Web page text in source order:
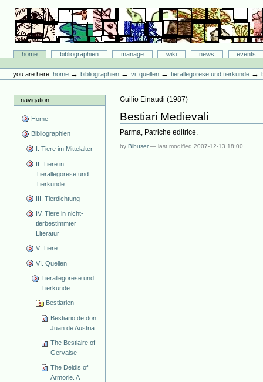
content.
navigation
Bibliographie-Portal
Sectionshome bibliographien manage wiki news
events
tools
you are here: home →bibliographien →vi. quellen →tierallegorese und tierkunde →
navigation
Home
Bibliographien
I. Tiere im Mittelalter
II. Tiere in
Tierallegorese und
Tierkunde
III. Tierdichtung
IV. Tiere in nicht-
tierbestimmter
Literatur
V. Tiere
VI. Quellen
Tierallegorese und
Tierkunde
Bestiarien
Bestiario de don
Juan de Austria
The Bestiaire of
Gervaise
The Deidis of
Armorie. A
Guilio Einaudi (1987)
Bestiari Medievali
Parma, Patriche editrice.
byBibuser —last modified2007-12-13 18:00